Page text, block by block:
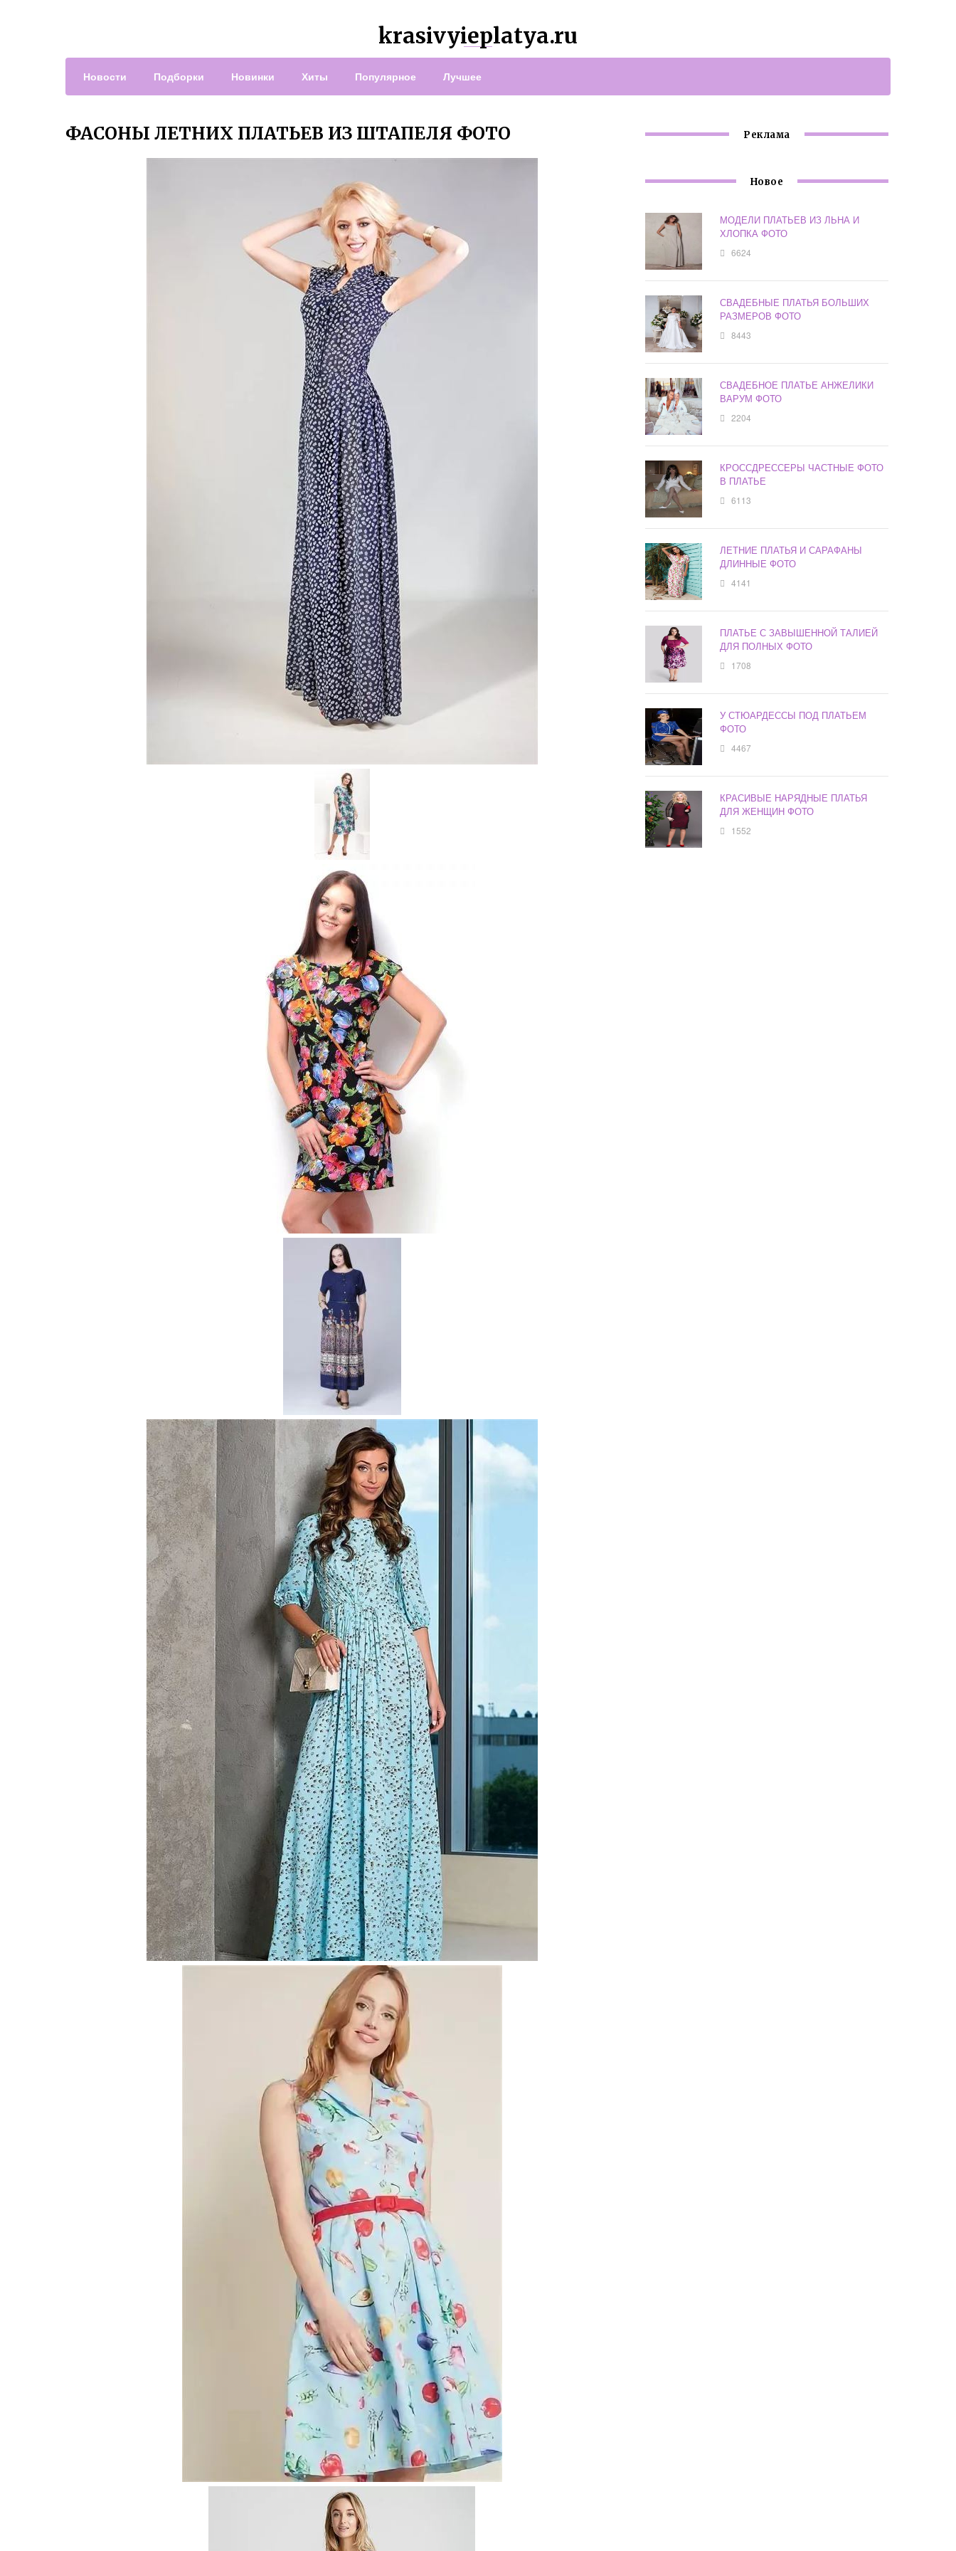
krasivyieplatya.ru
Новости Подборки Новинки Хиты Популярное Лучшее
ФАСОНЫ ЛЕТНИХ ПЛАТЬЕВ ИЗ ШТАПЕЛЯ ФОТО Реклама
Новое
МОДЕЛИ ПЛАТЬЕВ ИЗ ЛЬНА И
ХЛОПКА ФОТО
6624
СВАДЕБНЫЕ ПЛАТЬЯ БОЛЬШИХ
РАЗМЕРОВ ФОТО
8443
СВАДЕБНОЕ ПЛАТЬЕ АНЖЕЛИКИ
ВАРУМ ФОТО
2204
КРОССДРЕССЕРЫ ЧАСТНЫЕ ФОТО
В ПЛАТЬЕ
6113
ЛЕТНИЕ ПЛАТЬЯ И САРАФАНЫ
ДЛИННЫЕ ФОТО
4141
ПЛАТЬЕ С ЗАВЫШЕННОЙ ТАЛИЕЙ
ДЛЯ ПОЛНЫХ ФОТО
1708
У СТЮАРДЕССЫ ПОД ПЛАТЬЕМ
ФОТО
4467
КРАСИВЫЕ НАРЯДНЫЕ ПЛАТЬЯ
ДЛЯ ЖЕНЩИН ФОТО
1552